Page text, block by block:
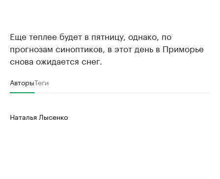
Еще теплее будет в пятницу, однако, по
прогнозам синоптиков, в этот день в Приморье
снова ожидается снег.
АвторыТеги
Наталья Лысенко